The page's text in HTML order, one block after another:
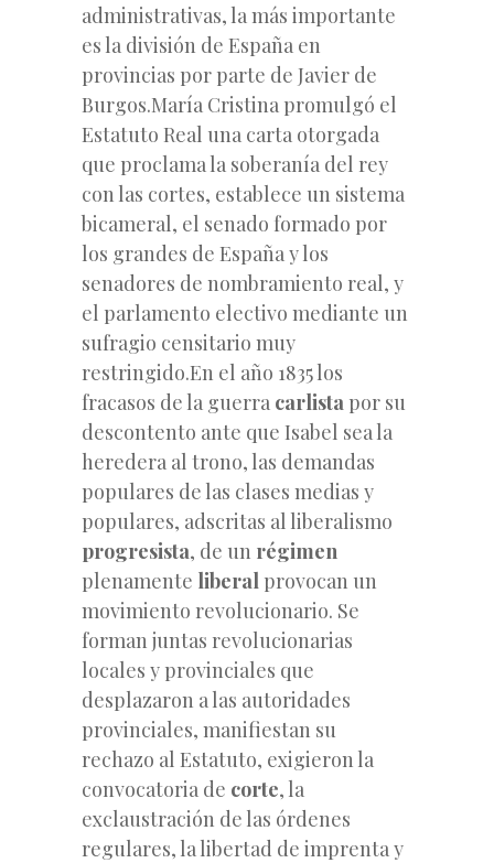
administrativas, la más importante
es la división de España en
provincias por parte de Javier de
Burgos.María Cristina promulgó el
Estatuto Real una carta otorgada
que proclama la soberanía del rey
con las cortes, establece un sistema
bicameral, el senado formado por
los grandes de España y los
senadores de nombramiento real, y
el parlamento electivo mediante un
sufragio censitario muy
restringido.En el año 1835 los
fracasos de la guerra carlista por su
descontento ante que Isabel sea la
heredera al trono, las demandas
populares de las clases medias y
populares, adscritas al liberalismo
progresista, de un régimen
plenamente liberal provocan un
movimiento revolucionario. Se
forman juntas revolucionarias
locales y provinciales que
desplazaron a las autoridades
provinciales, manifiestan su
rechazo al Estatuto, exigieron la
convocatoria de corte, la
exclaustración de las órdenes
regulares, la libertad de imprenta y